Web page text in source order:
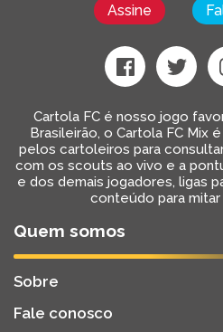
Assine
Cartola FC é nosso jogo
Brasileirão, o Cartola FC Mix
pelos cartoleiros para
com os scouts ao vivo e a
e dos demais jogadores, ligas
conteúdo para mitar
Quem somos
Sobre
Fale conosco